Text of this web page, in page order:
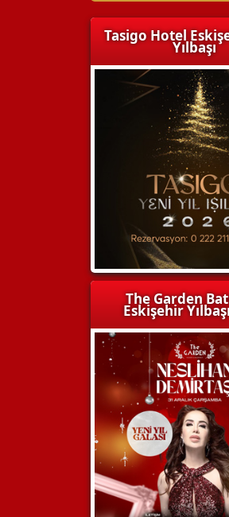
Tasigo Hotel
Yılbaşı
The Garden
Eskişehir